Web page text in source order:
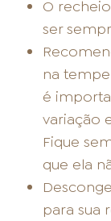
O
ser
na
é
variação
Fique
que ela
para sua